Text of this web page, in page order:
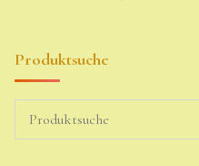
Produktsuche